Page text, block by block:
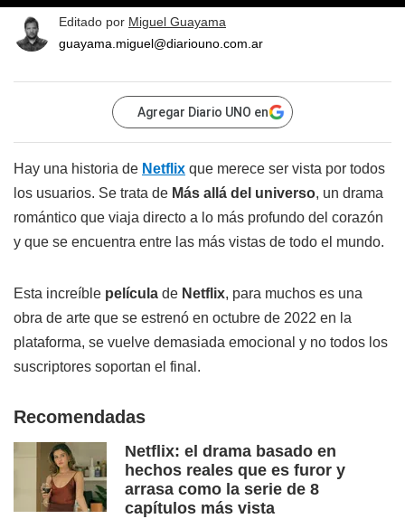
Editado por Miguel Guayama
guayama.miguel@diariouno.com.ar
Agregar Diario UNO en
Hay una historia de Netflix que merece ser vista por todos
los usuarios. Se trata de Más allá del universo, un drama
romántico que viaja directo a lo más profundo del corazón
y que se encuentra entre las más vistas de todo el mundo.
Esta increíble película de Netflix, para muchos es una
obra de arte que se estrenó en octubre de 2022 en la
plataforma, se vuelve demasiada emocional y no todos los
suscriptores soportan el final.
Recomendadas
Netflix: el drama basado en
hechos reales que es furor y
arrasa como la serie de 8
capítulos más vista